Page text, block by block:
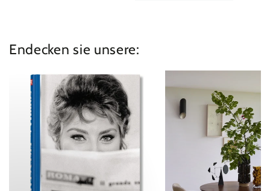
Endecken sie unsere:
Neuheiten